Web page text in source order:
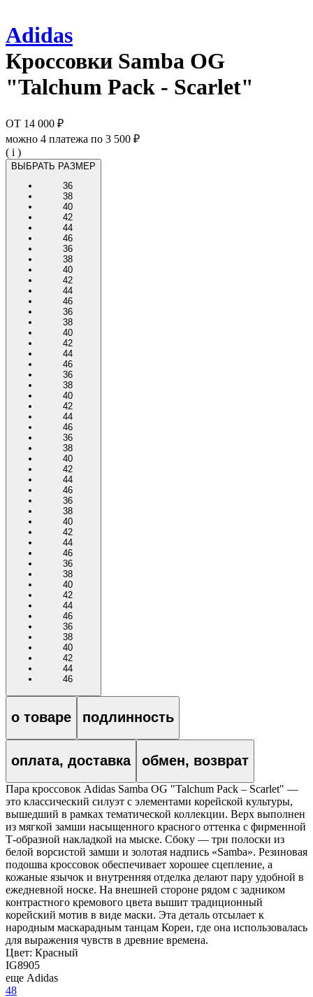
Adidas
Кроссовки Samba OG
"Talchum Pack - Scarlet"
ОТ 14 000 ₽
можно 4 платежа по 3 500 ₽
( i )
ВЫБРАТЬ РАЗМЕР
36
38
40
42
44
46
36
38
40
42
44
46
36
38
40
42
44
46
36
38
40
42
44
46
36
38
40
42
44
46
36
38
40
42
44
46
36
38
40
42
44
46
36
38
40
42
44
46
о товаре подлинность
оплата, доставка обмен, возврат
Пара кроссовок Adidas Samba OG "Talchum Pack – Scarlet" —
это классический силуэт с элементами корейской культуры,
вышедший в рамках тематической коллекции. Верх выполнен
из мягкой замши насыщенного красного оттенка с фирменной
Т-образной накладкой на мыске. Сбоку — три полоски из
белой ворсистой замши и золотая надпись «Samba». Резиновая
подошва кроссовок обеспечивает хорошее сцепление, а
кожаные язычок и внутренняя отделка делают пару удобной в
ежедневной носке. На внешней стороне рядом с задником
контрастного кремового цвета вышит традиционный
корейский мотив в виде маски. Эта деталь отсылает к
народным маскарадным танцам Кореи, где она использовалась
для выражения чувств в древние времена.
Цвет: Красный
IG8905
еще Adidas
48